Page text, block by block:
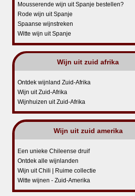
Mousserende wijn uit Spanje bestellen?
Rode wijn uit Spanje
Spaanse wijnstreken
Witte wijn uit Spanje
Wijn uit zuid afrika
Ontdek wijnland Zuid-Afrika
Wijn uit Zuid-Afrika
Wijnhuizen uit Zuid-Afrika
Wijn uit zuid amerika
Een unieke Chileense druif
Ontdek alle wijnlanden
Wijn uit Chili | Ruime collectie
Witte wijnen - Zuid-Amerika